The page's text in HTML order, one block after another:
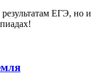
ЕГЭ, но и